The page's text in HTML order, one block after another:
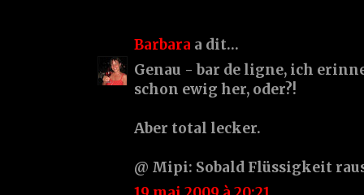
Barbara a dit…
Genau - bar de ligne, ich
schon ewig her, oder?!
Aber total lecker.
@ Mipi: Sobald Flüssigkeit